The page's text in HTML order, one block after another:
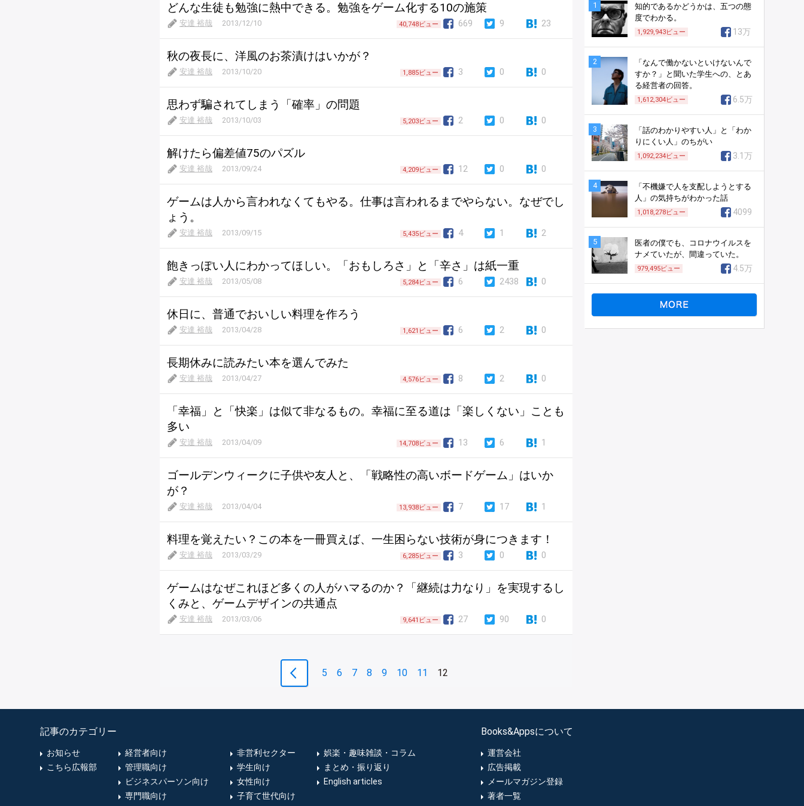
どんな生徒も勉強に熱中できる。勉強をゲーム化する10の施策
安達 裕哉 2013/12/10 40,748ビュー 669 9 23
秋の夜長に、洋風のお茶漬けはいかが？
安達 裕哉 2013/10/20 1,885ビュー 3 0 0
思わず騙されてしまう「確率」の問題
安達 裕哉 2013/10/03 5,203ビュー 2 0 0
解けたら偏差値75のパズル
安達 裕哉 2013/09/24 4,209ビュー 12 0 0
ゲームは人から言われなくてもやる。仕事は言われるまでやらない。なぜでし
ょう。
安達 裕哉 2013/09/15 5,435ビュー 4 1 2
飽きっぽい人にわかってほしい。「おもしろさ」と「辛さ」は紙一重
安達 裕哉 2013/05/08 5,284ビュー 6 2438 0
休日に、普通でおいしい料理を作ろう
安達 裕哉 2013/04/28 1,621ビュー 6 2 0
長期休みに読みたい本を選んでみた
安達 裕哉 2013/04/27 4,576ビュー 8 2 0
「幸福」と「快楽」は似て非なるもの。幸福に至る道は「楽しくない」ことも
多い
安達 裕哉 2013/04/09 14,708ビュー 13 6 1
ゴールデンウィークに子供や友人と、「戦略性の高いボードゲーム」はいか
が？
安達 裕哉 2013/04/04 13,938ビュー 7 17 1
料理を覚えたい？この本を一冊買えば、一生困らない技術が身につきます！
安達 裕哉 2013/03/29 6,285ビュー 3 0 0
ゲームはなぜこれほど多くの人がハマるのか？「継続は力なり」を実現するし
くみと、ゲームデザインの共通点
安達 裕哉 2013/03/06 9,641ビュー 27 90 0
5 6 7 8 9 10 11 12
1
知的であるかどうかは、五つの態
度でわかる。
1,929,943ビュー 13万
2
「なんで働かないといけないんで
すか？」と聞いた学生への、とあ
る経営者の回答。
1,612,304ビュー 6.5万
3
「話のわかりやすい人」と「わか
りにくい人」のちがい
1,092,234ビュー 3.1万
4
「不機嫌で人を支配しようとする
人」の気持ちがわかった話
1,018,278ビュー 4099
5
医者の僕でも、コロナウイルスを
ナメていたが、間違っていた。
979,495ビュー 4.5万
記事のカテゴリー
お知らせ
こちら広報部
経営者向け
管理職向け
ビジネスパーソン向け
専門職向け
非営利セクター
学生向け
女性向け
子育て世代向け
娯楽・趣味雑談・コラム
まとめ・振り返り
English articles
Books&Appsについて
運営会社
広告掲載
メールマガジン登録
著者一覧